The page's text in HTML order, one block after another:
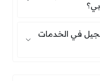
في الخدمات
في الخدمات